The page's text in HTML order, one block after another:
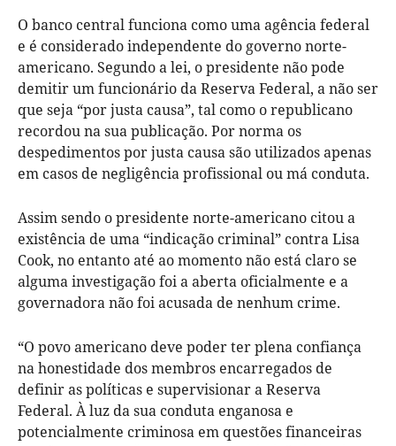
O banco central funciona como uma agência federal
e é considerado independente do governo norte-
americano. Segundo a lei, o presidente não pode
demitir um funcionário da Reserva Federal, a não ser
que seja “por justa causa”, tal como o republicano
recordou na sua publicação. Por norma os
despedimentos por justa causa são utilizados apenas
em casos de negligência profissional ou má conduta.
Assim sendo o presidente norte-americano citou a
existência de uma “indicação criminal” contra Lisa
Cook, no entanto até ao momento não está claro se
alguma investigação foi a aberta oficialmente e a
governadora não foi acusada de nenhum crime.
“O povo americano deve poder ter plena confiança
na honestidade dos membros encarregados de
definir as políticas e supervisionar a Reserva
Federal. À luz da sua conduta enganosa e
potencialmente criminosa em questões financeiras